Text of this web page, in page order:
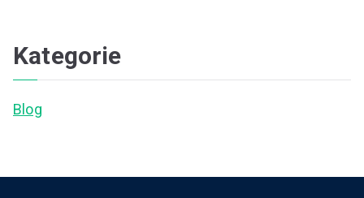
Kategorie
Blog